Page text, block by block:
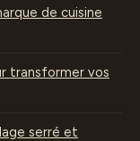
de cuisine
transformer vos
serré et